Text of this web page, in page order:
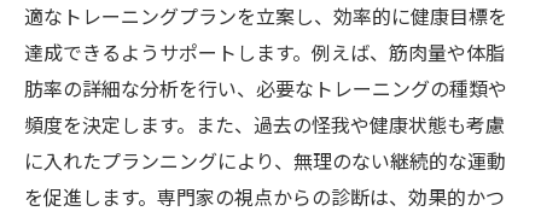
適なトレーニングプランを立案し、効率的に健康目標を
達成できるようサポートします。例えば、筋肉量や体脂
肪率の詳細な分析を行い、必要なトレーニングの種類や
頻度を決定します。また、過去の怪我や健康状態も考慮
に入れたプランニングにより、無理のない継続的な運動
を促進します。専門家の視点からの診断は、効果的かつ